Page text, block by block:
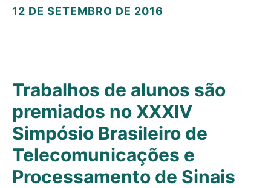
12 DE SETEMBRO DE 2016
Trabalhos de alunos são
premiados no XXXIV
Simpósio Brasileiro de
Telecomunicações e
Processamento de Sinais